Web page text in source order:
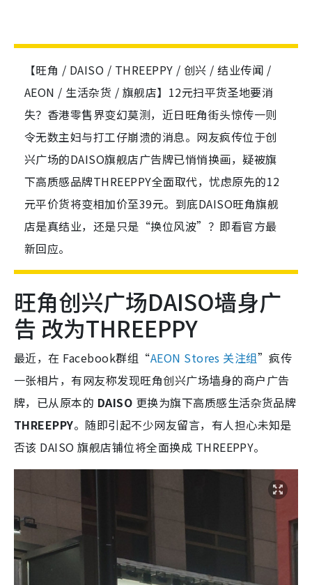
【旺角 / DAISO / THREEPPY / 创兴 / 结业传闻 /
AEON / 生活杂货 / 旗舰店】12元扫平货圣地要消
失？香港零售界变幻莫测，近日旺角街头惊传一则
令无数主妇与打工仔崩溃的消息。网友疯传位于创
兴广场的DAISO旗舰店广告牌已悄悄换画，疑被旗
下高质感品牌THREEPPY全面取代，忧虑原先的12
元平价货将变相加价至39元。到底DAISO旺角旗舰
店是真结业，还是只是“换位风波”？即看官方最
新回应。
旺角创兴广场DAISO墙身广
告 改为THREEPPY
最近，在 Facebook群组“AEON Stores 关注组”疯传
一张相片，有网友称发现旺角创兴广场墙身的商户广告
牌，已从原本的 DAISO 更换为旗下高质感生活杂货品牌
THREEPPY。随即引起不少网友留言，有人担心未知是
否该 DAISO 旗舰店铺位将全面换成 THREEPPY。